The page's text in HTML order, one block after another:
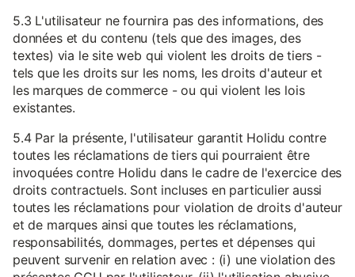
5.3 L'utilisateur ne fournira pas des informations, des
données et du contenu (tels que des images, des
textes) via le site web qui violent les droits de tiers -
tels que les droits sur les noms, les droits d'auteur et
les marques de commerce - ou qui violent les lois
existantes.
5.4 Par la présente, l'utilisateur garantit Holidu contre
toutes les réclamations de tiers qui pourraient être
invoquées contre Holidu dans le cadre de l'exercice des
droits contractuels. Sont incluses en particulier aussi
toutes les réclamations pour violation de droits d'auteur
et de marques ainsi que toutes les réclamations,
responsabilités, dommages, pertes et dépenses qui
peuvent survenir en relation avec : (i) une violation des